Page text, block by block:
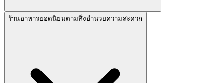
ร้านอาหารยอดนิยมตามสิ่งอำนวยความสะดวก